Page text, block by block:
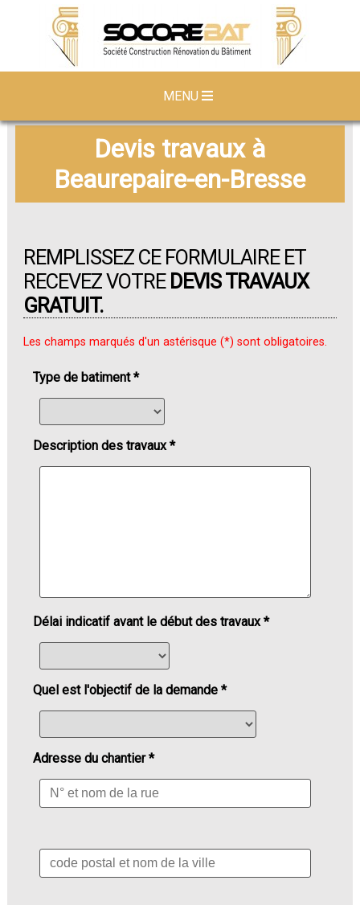
MENU
Devis travaux à
Beaurepaire-en-Bresse
REMPLISSEZ CE FORMULAIRE ET
RECEVEZ VOTRE DEVIS TRAVAUX
GRATUIT.
Les champs marqués d'un astérisque (*) sont obligatoires.
Type de batiment *
Description des travaux *
Délai indicatif avant le début des travaux *
Quel est l'objectif de la demande *
Adresse du chantier *